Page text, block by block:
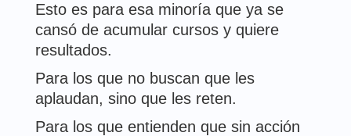
Esto es para esa minoría que ya se
cansó de acumular cursos y quiere
resultados.
Para los que no buscan que les
aplaudan, sino que les reten.
Para los que entienden que sin acción